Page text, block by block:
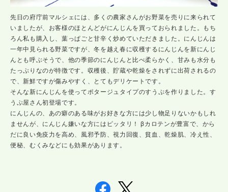
先日の府庁前マルシェには、多くの農家さんがお野菜を売りに来られて
いましたが、お客様のほとんどがにんじんを買っておられました。もち
ろん私も購入し、葉っぱごと甘辛く炒めていただきました。にんじんは
一年中見られる野菜ですが、冬を越え春に収穫するにんじんを新にんじ
んとも呼ぶそうで、他の季節のにんじんと比べ柔らかく、甘みも水分も
たっぷりなのが特徴です。収穫後、貯蔵や乾燥をされずに出荷されるの
で、新鮮ですが傷みやすく、とてもデリケートです。
そんな新にんじんを使ってポタージュタイプのすうぷを作りました。す
うぷ屋さん初登場です。
にんじんの、あの癖のある味がお好きな方には少し物足りないかもしれ
ませんが、にんじん嫌いな方にはピッタリ！ βカロテンが豊富で、から
だに良い免疫力を高め、風邪予防、視力回復、貧血、乾燥肌、冷え性、
便秘、むくみなどにも効果があります。